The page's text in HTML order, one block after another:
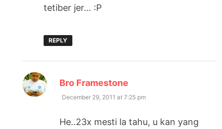
tetiber jer… :P
REPLY
Bro Framestone
December 29, 2011 at 7:25 pm
He..23x mesti la tahu, u kan yang